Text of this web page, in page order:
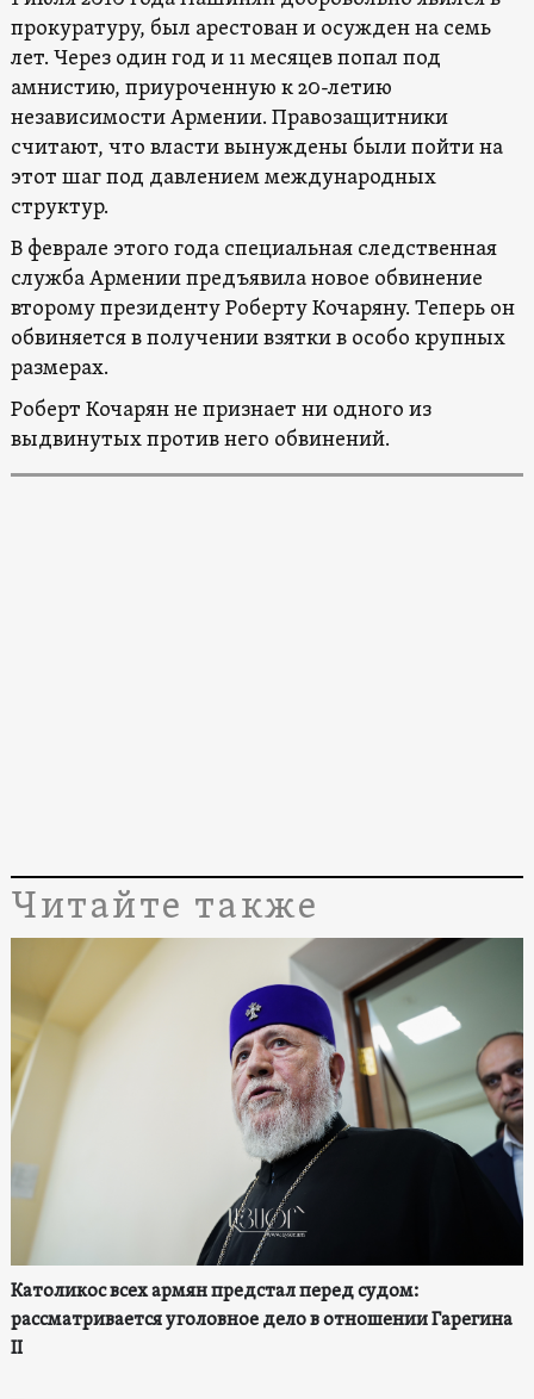
прокуратуру, был арестован и осужден на семь
лет. Через один год и 11 месяцев попал под
амнистию, приуроченную к 20-летию
независимости Армении. Правозащитники
считают, что власти вынуждены были пойти на
этот шаг под давлением международных
структур.
В феврале этого года специальная следственная
служба Армении предъявила новое обвинение
второму президенту Роберту Кочаряну. Теперь он
обвиняется в получении взятки в особо крупных
размерах.
Роберт Кочарян не признает ни одного из
выдвинутых против него обвинений.
Читайте также
Католикос всех армян предстал перед судом:
рассматривается уголовное дело в отношении Гарегина
II